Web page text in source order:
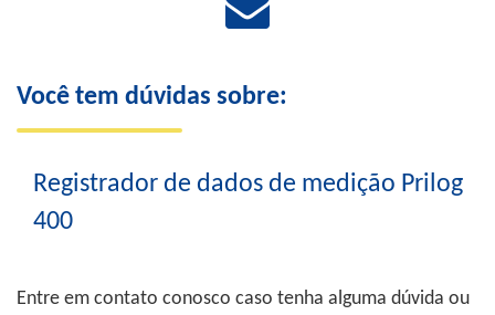
Você tem dúvidas sobre:
Registrador de dados de medição Prilog
400
Entre em contato conosco caso tenha alguma dúvida ou